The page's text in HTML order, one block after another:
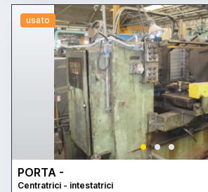
usato
PORTA -
Centratrici - intestatrici